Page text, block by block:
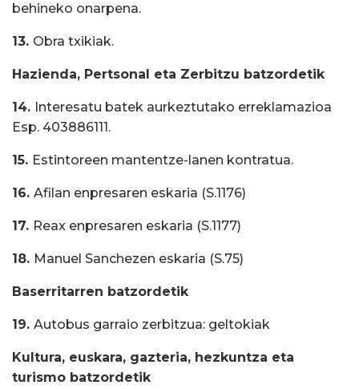
behineko onarpena.
13. Obra txikiak.
Hazienda, Pertsonal eta Zerbitzu batzordetik
14. Interesatu batek aurkeztutako erreklamazioa
Esp. 403886111.
15. Estintoreen mantentze-lanen kontratua.
16. Afilan enpresaren eskaria (S.1176)
17. Reax enpresaren eskaria (S.1177)
18. Manuel Sanchezen eskaria (S.75)
Baserritarren batzordetik
19. Autobus garraio zerbitzua: geltokiak
Kultura, euskara, gazteria, hezkuntza eta
turismo batzordetik